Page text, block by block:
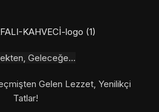
Geleceğe...
Gelen Lezzet, Yenilikçi
Tatlar!